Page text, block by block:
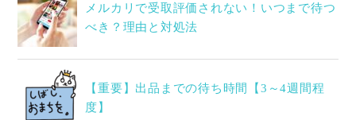
メルカリで受取評価されない！いつまで待つ
べき？理由と対処法
【重要】出品までの待ち時間【3～4週間程
度】